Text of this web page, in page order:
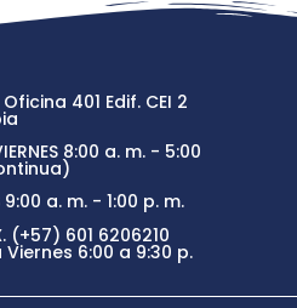
401 Edif. CEI 2
8:00 a. m. - 5:00
9:00 a. m. - 1:00 p. m.
(+57) 601 6206210
Viernes 6:00 a 9:30 p.